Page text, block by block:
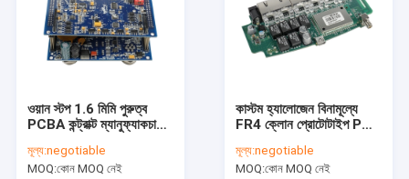
ওয়ান স্টপ 1.6 মিমি পুরুত্ব
PCBA কন্ট্রাক্ট ম্যানুফ্যাকচারিং
মূল্য:negotiable
MOQ:কোন MOQ নেই
কাস্টম হ্যালোজেন বিনামূল্যে
FR4 ক্লোন প্রোটোটাইপ PCB
মূল্য:negotiable
MOQ:কোন MOQ নেই